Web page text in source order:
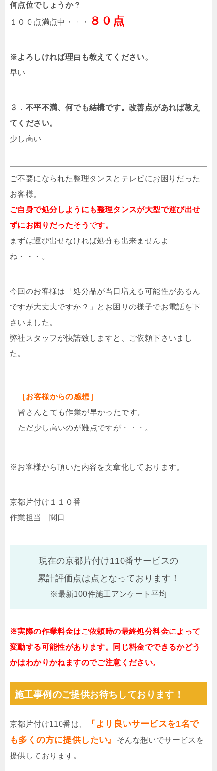
何点位でしょうか？
１００点満点中・・・ ８０点
※よろしければ理由も教えてください。
早い
３．不平不満、何でも結構です。改善点があれば教え
てください。
少し高い
ご不要になられた整理タンスとテレビにお困りだった
お客様。
ご自身で処分しようにも整理タンスが大型で運び出せ
ずにお困りだったそうです。
まずは運び出せなければ処分も出来ませんよ
ね・・・。
今回のお客様は「処分品が当日増える可能性があるん
ですが大丈夫ですか？」とお困りの様子でお電話を下
さいました。
弊社スタッフが快諾致しますと、ご依頼下さいまし
た。
［お客様からの感想］
皆さんとても作業が早かったです。
ただ少し高いのが難点ですが・・・。
※お客様から頂いた内容を文章化しております。
京都片付け１１０番
作業担当 関口
現在の京都片付け110番サービスの
累計評価点は点となっております！
※最新100件施工アンケート平均
※実際の作業料金はご依頼時の最終処分料金によって
変動する可能性があります。同じ料金でできるかどう
かはわかりかねますのでご注意ください。
施工事例のご提供お待ちしております！
京都片付け110番は、
『より良いサービスを1名で
も多くの方に提供したい』
そんな想いでサービスを
提供しております。